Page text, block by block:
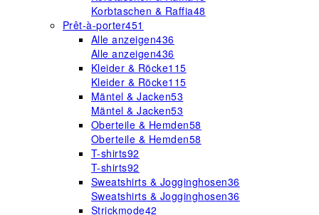
Korbtaschen & Raffia48
Prêt-à-porter451
Alle anzeigen436
Alle anzeigen436
Kleider & Röcke115
Kleider & Röcke115
Mäntel & Jacken53
Mäntel & Jacken53
Oberteile & Hemden58
Oberteile & Hemden58
T-shirts92
T-shirts92
Sweatshirts & Jogginghosen36
Sweatshirts & Jogginghosen36
Strickmode42